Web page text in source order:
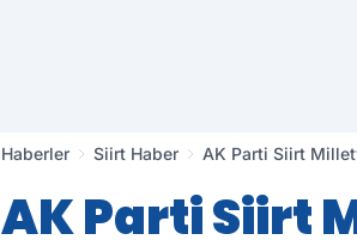
Haberler Siirt Haber AK Parti Siirt
AK Parti Siirt